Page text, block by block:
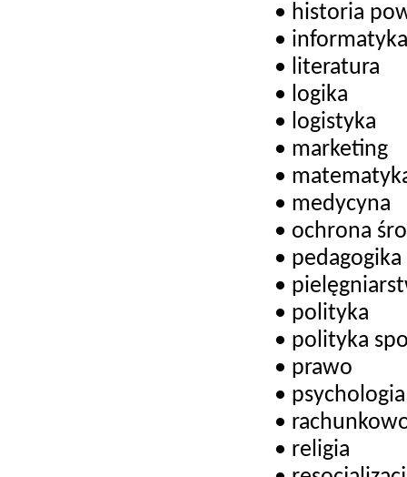
• historia
• informatyka
• literatura
• logika
• logistyka
• marketing
•
• medycyna
• ochrona
• pedagogika
•
• polityka
• polityka
• prawo
•
•
• religia